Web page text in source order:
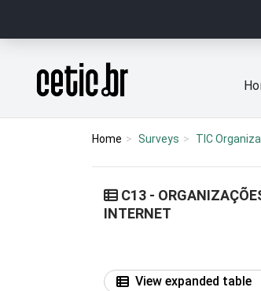
Página inicial
Home Surveys TIC
C13 -
INTERNET
View expanded table